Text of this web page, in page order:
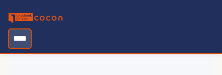
content